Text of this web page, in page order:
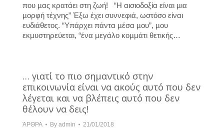
που µας κρατάει στη ζωή! “Η αισιοδοξία είναι µια
µορφή τέχνης” Έξω έχει συννεφιά, ωστόσο είναι
ευδιάθετος. “Υπάρχει πάντα µέσα µου”, µου
εκµυστηρεύεται, “ένα µεγάλο κοµµάτι θετικής…
… γιατί το πιο σημαντικό στην
επικοινωνία είναι να ακούς αυτό που δεν
λέγεται και να βλέπεις αυτό που δεν
θέλουν να δεις!
ΆΡΘΡΑ By admin 21/01/2018